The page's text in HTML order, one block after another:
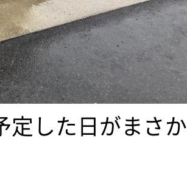
定した日がまさか